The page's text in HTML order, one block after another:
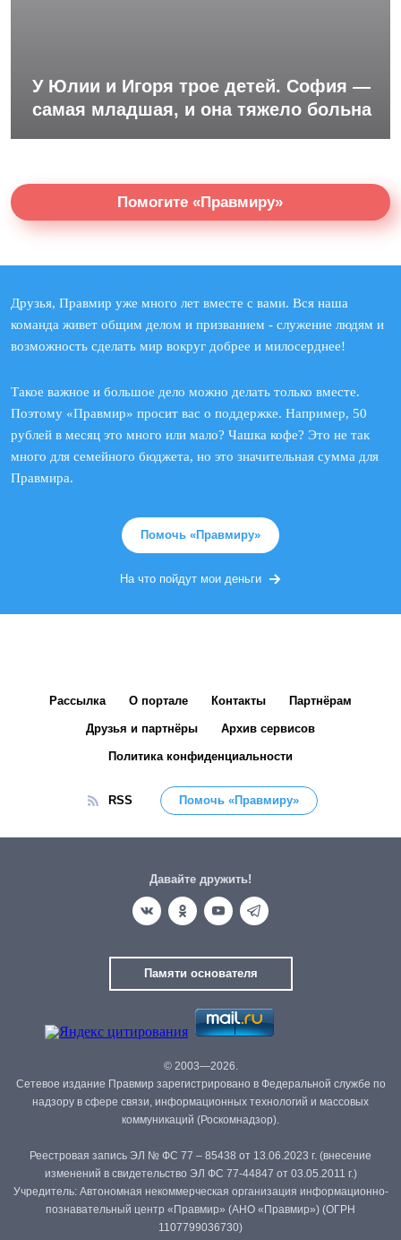
У Юлии и Игоря трое детей. София —
самая младшая, и она тяжело больна
Помогите «Правмиру»
Друзья, Правмир уже много лет вместе с вами. Вся наша
команда живет общим делом и призванием - служение людям и
возможность сделать мир вокруг добрее и милосерднее!
Такое важное и большое дело можно делать только вместе.
Поэтому «Правмир» просит вас о поддержке. Например, 50
рублей в месяц это много или мало? Чашка кофе? Это не так
много для семейного бюджета, но это значительная сумма для
Правмира.
Помочь «Правмиру»
На что пойдут мои деньги
Рассылка О портале Контакты Партнёрам
Друзья и партнёры Архив сервисов
Политика конфиденциальности
RSS Помочь «Правмиру»
Давайте дружить!
Памяти основателя
© 2003—2026.
Сетевое издание Правмир зарегистрировано в Федеральной службе по
надзору в сфере связи, информационных технологий и массовых
коммуникаций (Роскомнадзор).
Реестровая запись ЭЛ № ФС 77 – 85438 от 13.06.2023 г. (внесение
изменений в свидетельство ЭЛ ФС 77-44847 от 03.05.2011 г.)
Учредитель: Автономная некоммерческая организация информационно-
познавательный центр «Правмир» (АНО «Правмир») (ОГРН
1107799036730)